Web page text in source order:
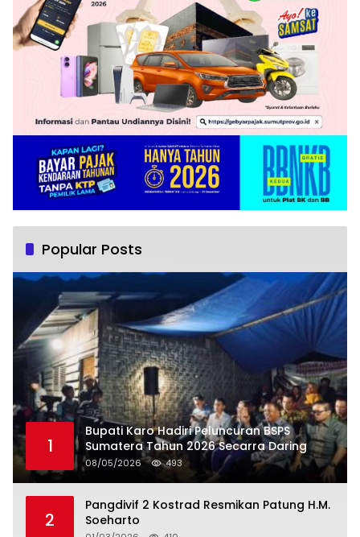
Popular Posts
1
Bupati Karo Hadiri Peluncuran BSPS
Sumatera Tahun 2026 Secarra Daring
08/05/2026 493
2
Pangdivif 2 Kostrad Resmikan Patung H.M.
Soeharto